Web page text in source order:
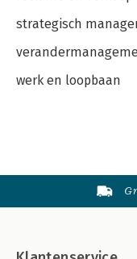
strategisch
werk en loopbaan